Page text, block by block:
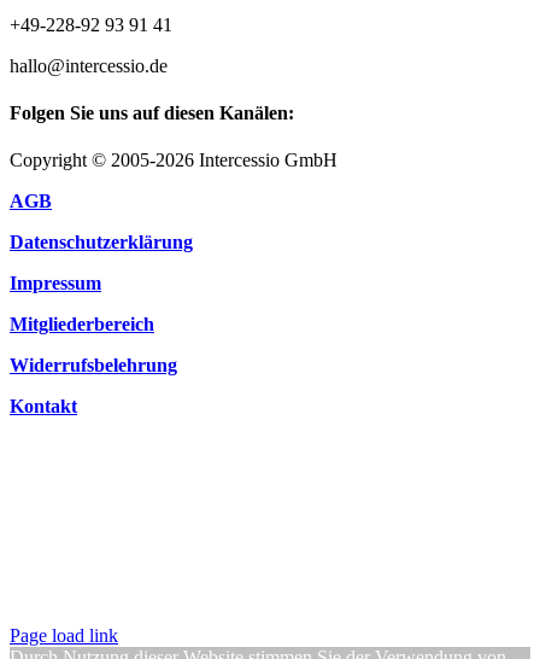
+49-228-92 93 91 41
hallo@intercessio.de
Folgen Sie uns auf diesen Kanälen:
Copyright © 2005-2026 Intercessio GmbH
AGB
Datenschutzerklärung
Impressum
Mitgliederbereich
Widerrufsbelehrung
Kontakt
Page load link